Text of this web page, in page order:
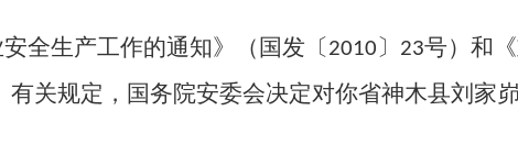
全生产工作的通知》（国发〔2010〕 23号）和
有关规定，国务院安委会决定对你省神木县刘家